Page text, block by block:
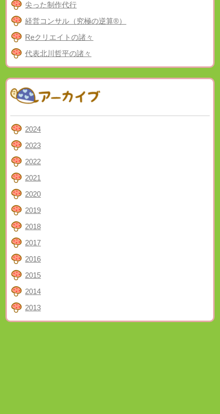
尖った制作代行
経営コンサル（究極の逆算®）
Reクリエイトの諸々
代表北川哲平の諸々
2024
2023
2022
2021
2020
2019
2018
2017
2016
2015
2014
2013